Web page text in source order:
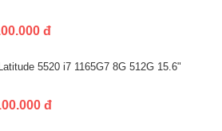
đ
5520 i7 1165G7 8G 512G 15.6"
đ